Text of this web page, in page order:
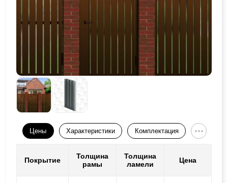
Цены Характеристики Комплектация
Покрытие
Толщина
рамы
Толщина
ламели
Цена